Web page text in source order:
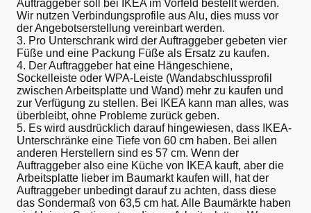
Auftraggeber soll bei IKEA im Vorfeld bestellt werden.
Wir nutzen Verbindungsprofile aus Alu, dies muss vor
der Angebotserstellung vereinbart werden.
3. Pro Unterschrank wird der Auftraggeber gebeten vier
Füße und eine Packung Füße als Ersatz zu kaufen.
4. Der Auftraggeber hat eine Hängeschiene,
Sockelleiste oder WPA-Leiste (Wandabschlussprofil
zwischen Arbeitsplatte und Wand) mehr zu kaufen und
zur Verfügung zu stellen. Bei IKEA kann man alles, was
überbleibt, ohne Probleme zurück geben.
5. Es wird ausdrücklich darauf hingewiesen, dass IKEA-
Unterschränke eine Tiefe von 60 cm haben. Bei allen
anderen Herstellern sind es 57 cm. Wenn der
Auftraggeber also eine Küche von IKEA kauft, aber die
Arbeitsplatte lieber im Baumarkt kaufen will, hat der
Auftraggeber unbedingt darauf zu achten, dass diese
das Sondermaß von 63,5 cm hat. Alle Baumärkte haben